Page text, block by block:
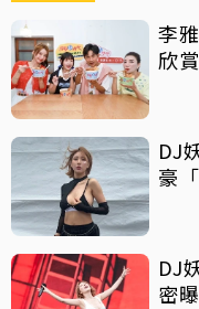
李雅
欣
DJ
豪
DJ
密